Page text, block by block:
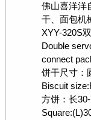
佛山喜洋洋
干、面包机
XYY-320S
Double
connect
饼干尺寸：
Biscuit
方饼：长